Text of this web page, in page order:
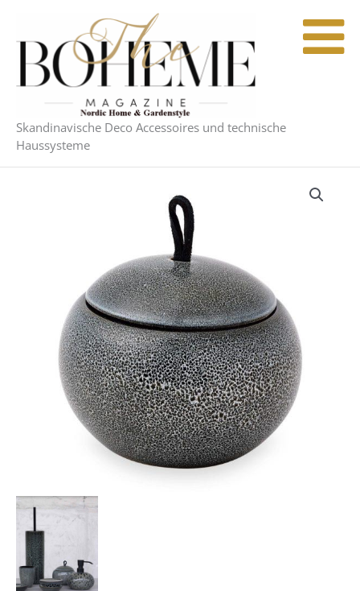
springen
Skandinavische Deco Accessoires und technische
Haussysteme